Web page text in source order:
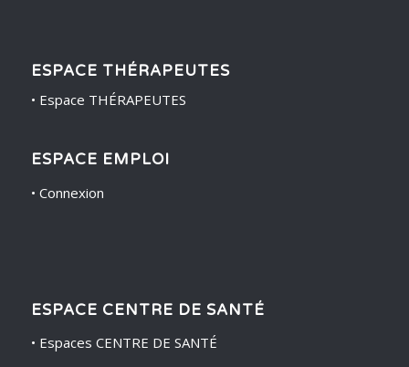
ESPACE THÉRAPEUTES
• Espace THÉRAPEUTES
ESPACE EMPLOI
• Connexion
ESPACE CENTRE DE SANTÉ
• Espaces CENTRE DE SANTÉ